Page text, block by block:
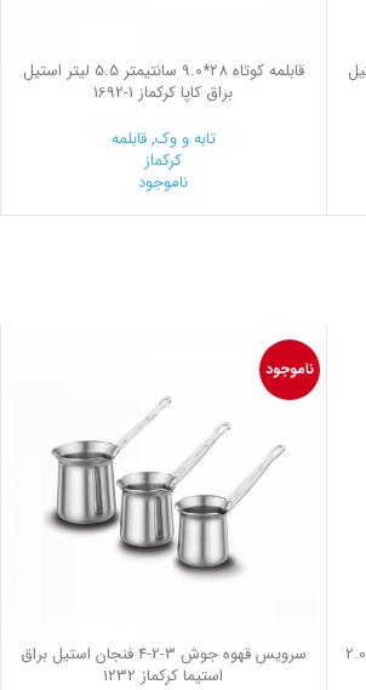
استیل
قابلمه کوتاه 28*9.0 سانتیمتر 5.5 لیتر استیل
براق کاپا کرکماز 1692-1
تابه و وک,قابلمه
کرکماز
ناموجود
روغن داغ کن گرانیت 2 پارچه 26 سانتیمتر 2.0
ناموجود
سرویس قهوه جوش 2-3
-4 فنجان استیل براق
استیما کرکماز 1232